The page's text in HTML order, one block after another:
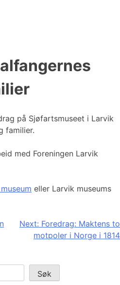
på Sjøfartsmuseet i Larvik
familier.
med Foreningen Larvik
eller Larvik museums
Next: Foredrag: Maktens to
motpoler i Norge i 1814
Søk